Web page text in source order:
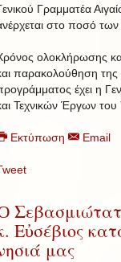
Γραμματέα
στο ποσό
ολοκλήρωσης
παρακολούθηση της
έχει η
Τεχνικών Έργων
Εκτύπωση Email
Εὐσέβιος
μας